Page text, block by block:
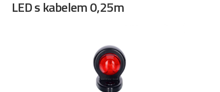
LED s kabelem 0,25m